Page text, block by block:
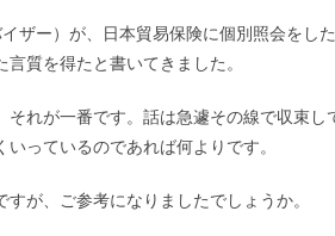
ザー）が、日本貿易保険に個別照会をし
質を得たと書いてきました。
れが一番です。話は急遽その線で収束
っているのであれば何よりです。
が、ご参考になりましたでしょうか。